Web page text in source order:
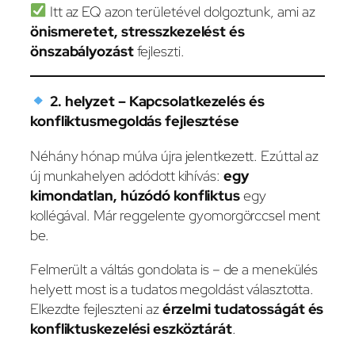
Itt az EQ azon területével dolgoztunk, ami az
önismeretet, stresszkezelést és
önszabályozástfejleszti.
2. helyzet – Kapcsolatkezelés és
konfliktusmegoldás fejlesztése
Néhány hónap múlva újra jelentkezett. Ezúttal az
új munkahelyen adódott kihívás: egy
kimondatlan, húzódó konfliktusegy
kollégával. Már reggelente gyomorgörccsel ment
be.
Felmerült a váltás gondolata is – de a menekülés
helyett most is a tudatos megoldást választotta.
Elkezdte fejleszteni azérzelmi tudatosságát és
konfliktuskezelési eszköztárát.